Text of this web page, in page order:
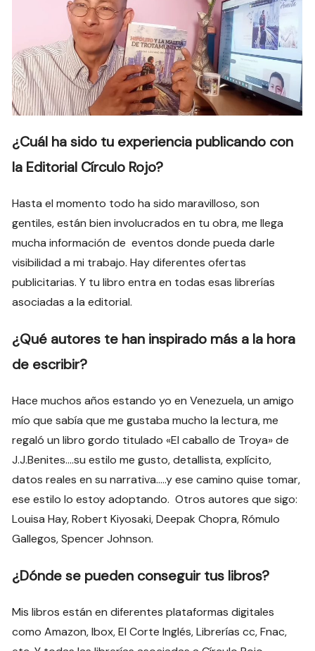
¿Cuál ha sido tu experiencia publicando con
la Editorial Círculo Rojo?
Hasta el momento todo ha sido maravilloso, son
gentiles, están bien involucrados en tu obra, me llega
mucha información de eventos donde pueda darle
visibilidad a mi trabajo. Hay diferentes ofertas
publicitarias. Y tu libro entra en todas esas librerías
asociadas a la editorial.
¿Qué autores te han inspirado más a la hora
de escribir?
Hace muchos años estando yo en Venezuela, un amigo
mío que sabía que me gustaba mucho la lectura, me
regaló un libro gordo titulado «El caballo de Troya» de
J.J.Benites….su estilo me gusto, detallista, explícito,
datos reales en su narrativa…..y ese camino quise tomar,
ese estilo lo estoy adoptando. Otros autores que sigo:
Louisa Hay, Robert Kiyosaki, Deepak Chopra, Rómulo
Gallegos, Spencer Johnson.
¿Dónde se pueden conseguir tus libros?
Mis libros están en diferentes plataformas digitales
como Amazon, Ibox, El Corte Inglés, Librerías cc, Fnac,